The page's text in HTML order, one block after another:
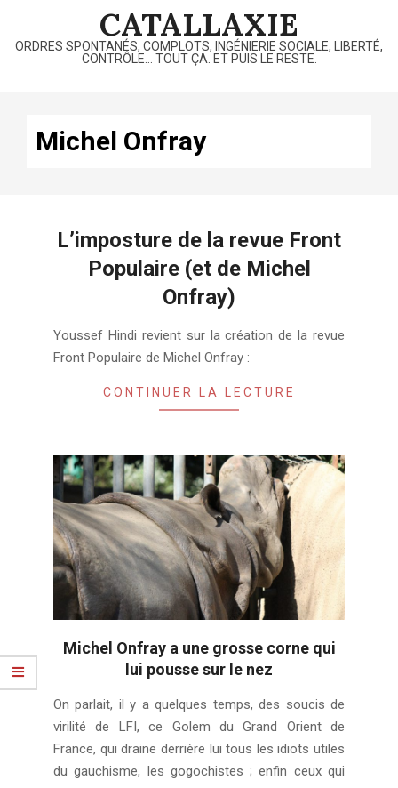
content
CATALLAXIE
ORDRES SPONTANÉS, COMPLOTS, INGÉNIERIE SOCIALE, LIBERTÉ,
CONTRÔLE… TOUT ÇA. ET PUIS LE RESTE.
Primary
Michel Onfray
L’imposture de la revue Front
Populaire (et de Michel
Onfray)
11-
03
Youssef Hindi revient sur la création de la revue
Front Populaire de Michel Onfray :
CONTINUER LA LECTURE
Michel Onfray a une grosse corne qui
lui pousse sur le nez
09-
29
On parlait, il y a quelques temps, des soucis de
virilité de LFI, ce Golem du Grand Orient de
France, qui draine derrière lui tous les idiots utiles
du gauchisme, les gogochistes ; enfin ceux qui